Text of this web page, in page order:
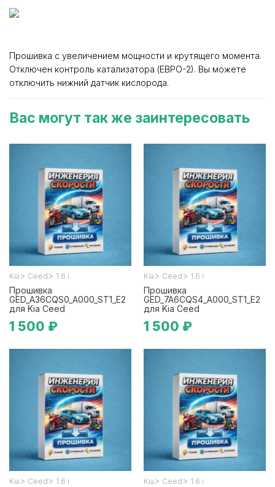
Прошивка с увеличением мощности и крутящего момента.
Отключен контроль катализатора (ЕВРО-2). Вы можете
отключить нижний датчик кислорода.
Вас могут так же заинтересовать
Kia > Ceed > 1.6 i
Прошивка
GED_A36CQS0_A000_ST1_E2
для Kia Ceed
1 500 ₽
Kia > Ceed > 1.6 i
Прошивка
GED_7A6CQS4_A000_ST1_E2
для Kia Ceed
1 500 ₽
Kia > Ceed > 1.6 i Kia > Ceed > 1.6 i